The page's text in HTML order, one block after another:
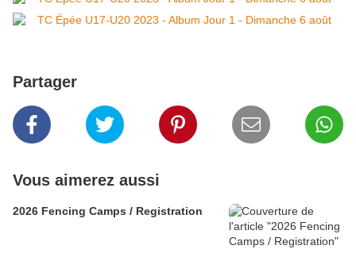
Partager
Vous aimerez aussi
2026 Fencing Camps / Registration